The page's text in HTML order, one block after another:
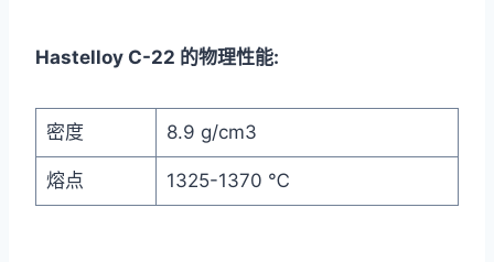
Hastelloy C-22 的物理性能:
密度 8.9 g/cm3
熔点 1325-1370 ℃